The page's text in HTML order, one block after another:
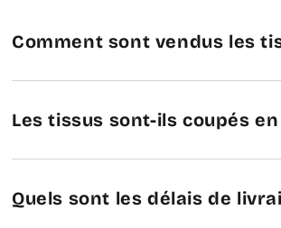
Comment sont vendus les
Les tissus sont-ils coupés
Quels sont les délais de